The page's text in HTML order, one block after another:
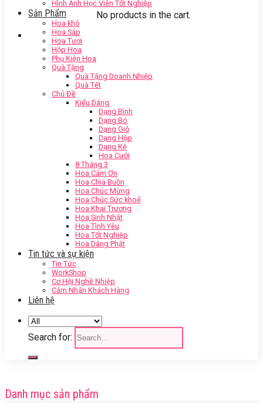
No products in the cart.
Hình Ảnh Học Viên Tốt Nghiệp
Sản Phẩm
Hoa khô
Hoa Sáp
Hoa Tươi
Hộp Hoa
Phụ Kiện Hoa
Quà Tặng
Quà Tặng Doanh Nhiệp
Quà Tết
Chủ Đề
Kiểu Dáng
Dạng Bình
Dạng Bó
Dạng Giỏ
Dạng Hộp
Dạng Kệ
Hoa Cưới
8 Tháng 3
Hoa Cảm Ơn
Hoa Chia Buồn
Hoa Chúc Mừng
Hoa Chúc Sức khoẻ
Hoa Khai Trương
Hoa Sinh Nhật
Hoa Tình Yêu
Hoa Tốt Nghiệp
Hoa Dâng Phật
Tin tức và sự kiện
Tin Tức
WorkShop
Cơ Hội Nghề Nhiệp
Cảm Nhận Khách Hàng
Liên hệ
Search for:
Danh mục sản phẩm